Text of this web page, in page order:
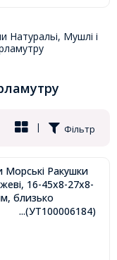
Натуральі, Мушлі і
Фільтр
|
16-45x8-27x8-
близько
...(УТ100006184)